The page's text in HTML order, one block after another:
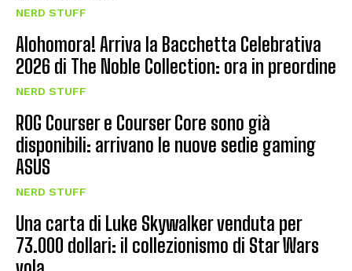
NERD STUFF
Alohomora! Arriva la Bacchetta Celebrativa
2026 di The Noble Collection: ora in preordine
NERD STUFF
ROG Courser e Courser Core sono già
disponibili: arrivano le nuove sedie gaming
ASUS
NERD STUFF
Una carta di Luke Skywalker venduta per
73.000 dollari: il collezionismo di Star Wars